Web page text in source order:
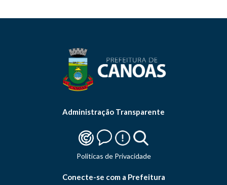
Administração Transparente
Politicas de Privacidade
Conecte-se com a Prefeitura